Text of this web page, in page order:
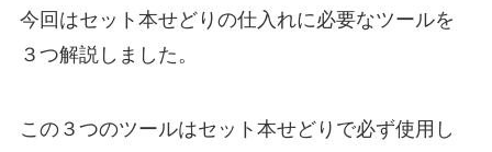
今回はセット本せどりの仕入れに必要なツールを
３つ解説しました。
この３つのツールはセット本せどりで必ず使用し